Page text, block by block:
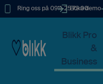
Ring oss på 0911-25 73 00
Boka demo
Blikk Pro
&
Business